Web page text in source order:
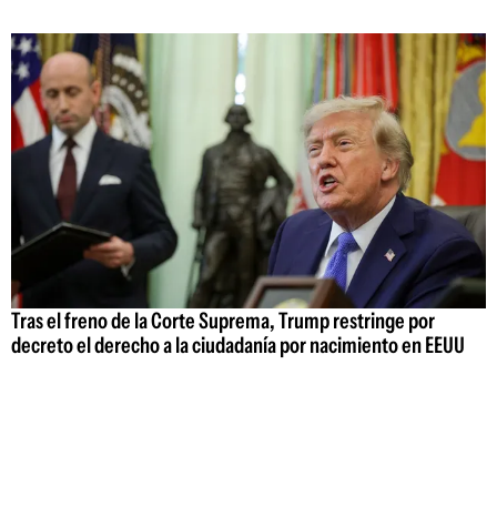
Tras el freno de la Corte Suprema, Trump restringe por
decreto el derecho a la ciudadanía por nacimiento en EEUU